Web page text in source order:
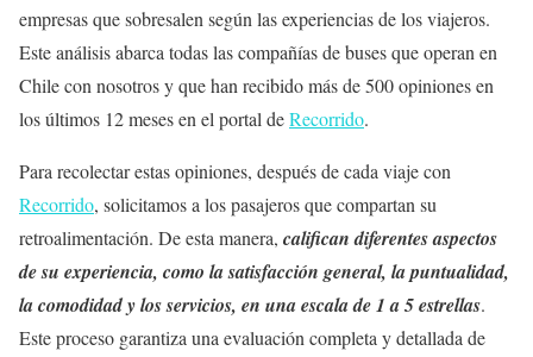
empresas que sobresalen según las experiencias de los viajeros.
Este análisis abarca todas las compañías de buses que operan en
Chile con nosotros y que han recibido más de 500 opiniones en
los últimos 12 meses en el portal deRecorrido.
Para recolectar estas opiniones, después de cada viaje con
Recorrido, solicitamos a los pasajeros que compartan su
retroalimentación. De esta manera, califican diferentes aspectos
de su experiencia, como la satisfacción general, la puntualidad,
la comodidad y los servicios, en una escala de 1 a 5 estrellas.
Este proceso garantiza una evaluación completa y detallada de